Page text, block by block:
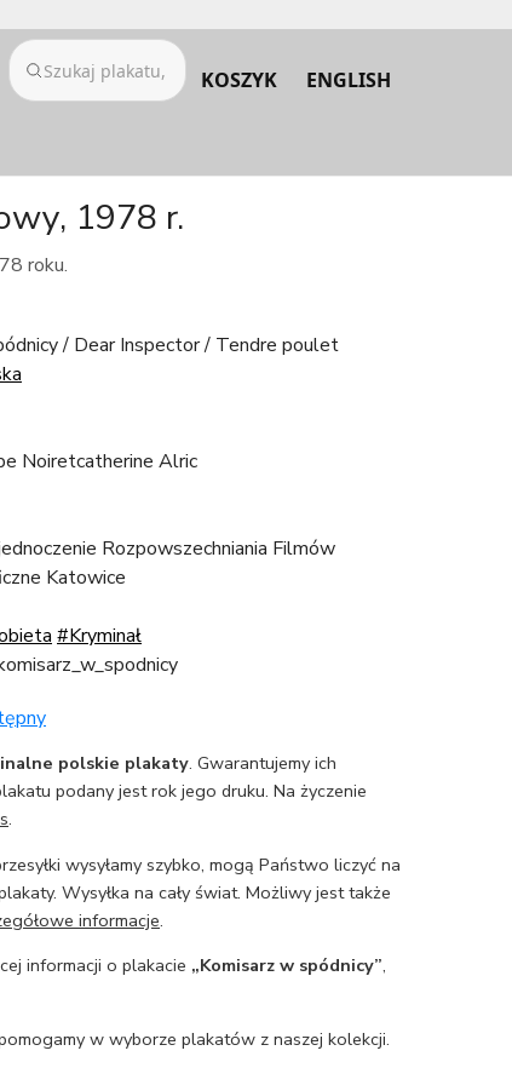
KOSZYK ENGLISH
1978 r.
roku.
/ Dear Inspector / Tendre poulet
Noiretcatherine Alric
Rozpowszechniania Filmów
Katowice
#Kryminał
polskie plakaty. Gwarantujemy ich
podany jest rok jego druku. Na życzenie
.
wysyłamy szybko, mogą Państwo liczyć na
Wysyłka na cały świat. Możliwy jest także
informacje.
informacji o plakacie „Komisarz w spódnicy”,
w wyborze plakatów z naszej kolekcji.